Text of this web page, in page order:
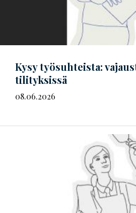
Kysy työsuhteista:
tilityksissä
08.06.2026